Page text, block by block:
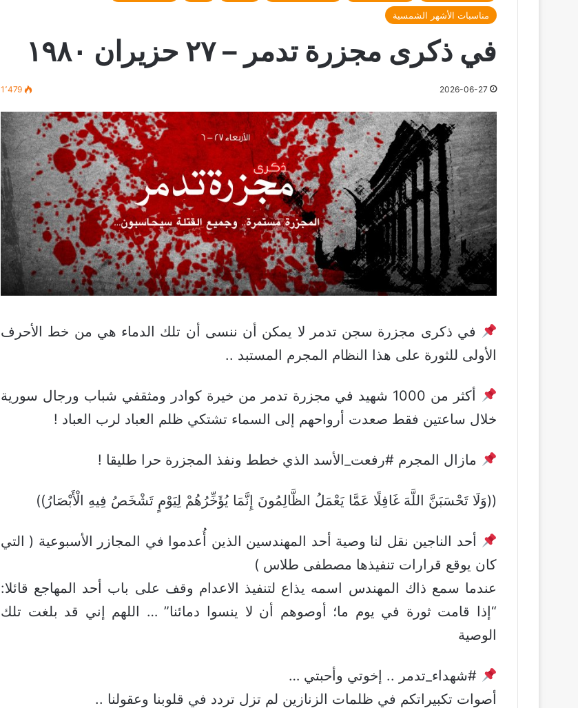
مناسبات الأشهر الشمسية
في ذكرى مجزرة تدمر – ٢٧ حزيران ١٩٨٠
2026-06-27 1٬479
في ذكرى مجزرة سجن تدمر لا يمكن أن ننسى أن تلك الدماء هي من خط الأحرف
الأولى للثورة على هذا النظام المجرم المستبد ..
أكثر من 1000 شهيد في مجزرة تدمر من خيرة كوادر ومثقفي شباب ورجال سورية
خلال ساعتين فقط صعدت أرواحهم إلى السماء تشتكي ظلم العباد لرب العباد !
مازال المجرم #رفعت_الأسد الذي خطط ونفذ المجزرة حرا طليقا !
((وَلَا تَحْسَبَنَّ اللَّهَ غَافِلًا عَمَّا يَعْمَلُ الظَّالِمُونَ إِنَّمَا يُؤَخِّرُهُمْ لِيَوْمٍ تَشْخَصُ فِيهِ الْأَبْصَارُ))
أحد الناجين نقل لنا وصية أحد المهندسين الذين أُعدموا في المجازر الأسبوعية ( التي
كان يوقع قرارات تنفيذها مصطفى طلاس )
عندما سمع ذاك المهندس اسمه يذاع لتنفيذ الاعدام وقف على باب أحد المهاجع قائلا:
“إذا قامت ثورة في يوم ما؛ أوصوهم أن لا ينسوا دمائنا” … اللهم إني قد بلغت تلك
الوصية
#شهداء_تدمر .. إخوتي وأحبتي …
أصوات تكبيراتكم في ظلمات الزنازين لم تزل تردد في قلوبنا وعقولنا ..